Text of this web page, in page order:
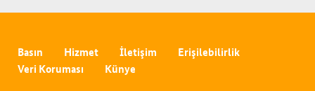
Basın Hizmet İletişim
Erişilebilirlik
Veri Koruması
Künye